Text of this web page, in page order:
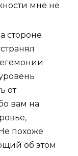
мне не
стороне
от
вам на
похоже
об этом